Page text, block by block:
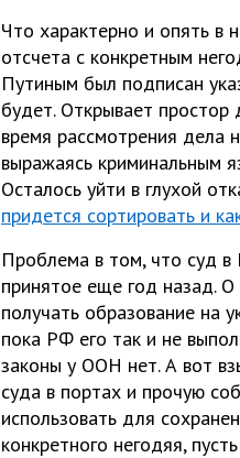
Что характерно и опять в
отсчета с конкретным
Путиным был подписан
будет. Открывает
время рассмотрения дела
выражаясь криминальным
Осталось уйти в глухой
придется сортировать и
Проблема в том, что суд в
принятое еще год назад.
получать образование на
пока РФ его так и не
законы у ООН нет. А вот
суда в портах и прочую
использовать для
конкретного негодяя,